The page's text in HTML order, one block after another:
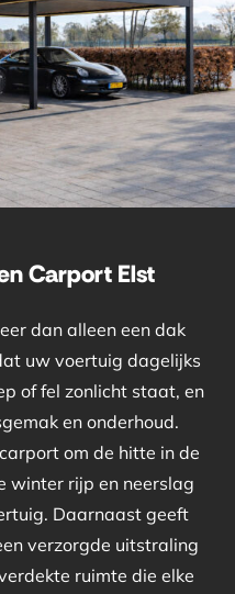
Carport Elst
dan alleen een dak
uw voertuig dagelijks
of fel zonlicht staat, en
en onderhoud.
om de hitte in de
winter rijp en neerslag
Daarnaast geeft
verzorgde uitstraling
ruimte die elke